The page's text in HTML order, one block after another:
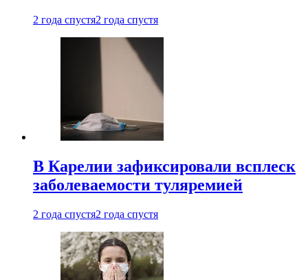
2 года спустя2 года спустя
В Карелии зафиксировали всплеск
заболеваемости туляремией
2 года спустя2 года спустя